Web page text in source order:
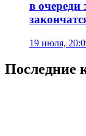
в очереди
19 июля,
Последние